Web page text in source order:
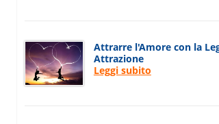
Attrarre l'Amore con la
Attrazione
Leggi subito